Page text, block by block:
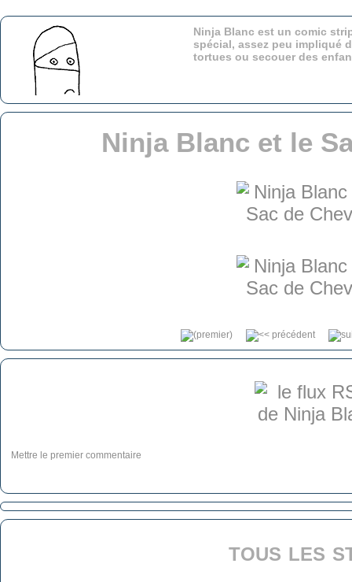
Ninja Blanc est un comic
spécial, assez peu impliqué
tortues ou secouer des
Ninja Blanc et le
Mettre le premier commentaire
tous les